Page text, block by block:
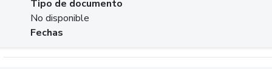
Tipo de documento
No disponible
Fechas